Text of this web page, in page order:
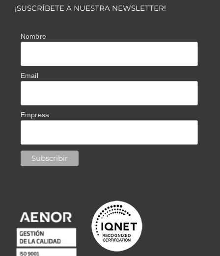
¡SUSCRÍBETE A NUESTRA NEWSLETTER!
Nombre
Email
Empresa